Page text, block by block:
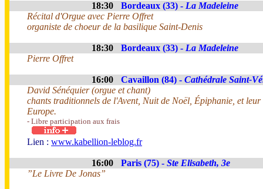
18:30 Bordeaux (33) - La Madeleine
Récital d'Orgue avec Pierre Offret
organiste de choeur de la basilique Saint-Denis
18:30 Bordeaux (33) - La Madeleine
Pierre Offret
16:00 Cavaillon (84) - Cathédrale Saint-
David Sénéquier (orgue et chant)
chants traditionnels de l'Avent, Nuit de Noël, Épiphanie, et
Europe.
- Libre participation aux frais
Lien : www.kabellion-leblog.fr
16:00 Paris (75) - Ste Elisabeth, 3e
”Le Livre De Jonas”